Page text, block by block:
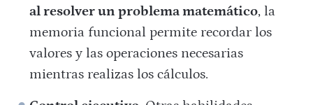
al resolver un problema matemático, la
memoria funcional permite recordar los
valores y las operaciones necesarias
mientras realizas los cálculos.